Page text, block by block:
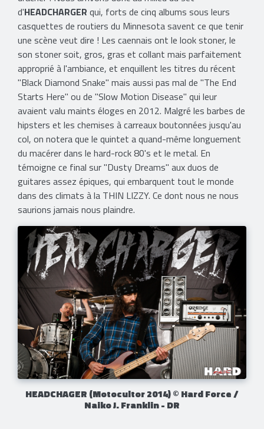
d'HEADCHARGER qui, forts de cinq albums sous leurs
casquettes de routiers du Minnesota savent ce que tenir
une scène veut dire ! Les caennais ont le look stoner, le
son stoner soit, gros, gras et collant mais parfaitement
approprié à l'ambiance, et enquillent les titres du récent
"Black Diamond Snake" mais aussi pas mal de "The End
Starts Here" ou de "Slow Motion Disease" qui leur
avaient valu maints éloges en 2012. Malgré les barbes de
hipsters et les chemises à carreaux boutonnées jusqu'au
col, on notera que le quintet a quand-même longuement
du macérer dans le hard-rock 80's et le metal. En
témoigne ce final sur "Dusty Dreams" aux duos de
guitares assez épiques, qui embarquent tout le monde
dans des climats à la THIN LIZZY. Ce dont nous ne nous
saurions jamais nous plaindre.
HEADCHAGER (Motocultor 2014) © Hard Force /
Naiko J. Franklin - DR